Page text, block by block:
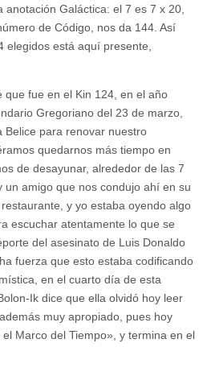
Galáctica: el 7 es 7 x 20,
de Código, nos da 144. Así
elegidos está aquí presente,
que fue en el Kin 124, en el año
Gregoriano del 23 de marzo,
Belice para renovar nuestro
quedarnos más tiempo en
de desayunar, alrededor de las 7
amigo que nos condujo ahí en su
y yo estaba oyendo algo
escuchar atentamente lo que se
del asesinato de Luis Donaldo
fuerza que esto estaba codificando
en el cuarto día de esta
Ik dice que ella olvidó hoy leer
muy apropiado, pues hoy
Marco del Tiempo», y termina en el